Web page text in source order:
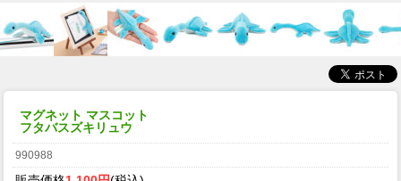
マグネット マスコット
フタバスズキリュウ
990988